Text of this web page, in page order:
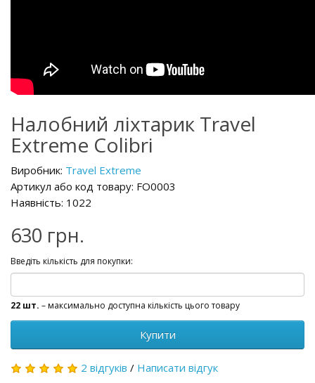
Налобний ліхтарик Travel
Extreme Colibri
Виробник: Travel Extreme
Артикул або код товару: FO0003
Наявність: 1022
630 грн.
Введіть кількість для покупки:
22 шт. – максимально доступна кількість цього товару
Купити
2 відгуків / Написати відгук